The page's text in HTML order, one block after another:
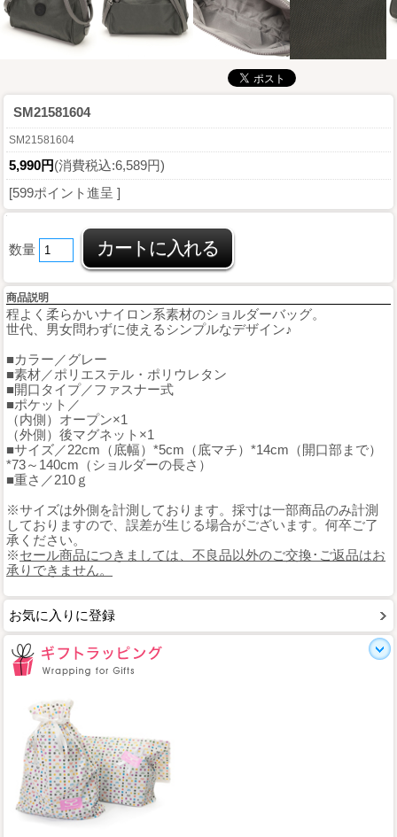
SM21581604
SM21581604
5,990円(消費税込:6,589円)
[599ポイント進呈 ]
数量
商品説明
程よく柔らかいナイロン系素材のショルダーバッグ。
世代、男女問わずに使えるシンプルなデザイン♪
■カラー／グレー
■素材／ポリエステル・ポリウレタン
■開口タイプ／ファスナー式
■ポケット／
（内側）オープン×1
（外側）後マグネット×1
■サイズ／22cm（底幅）*5cm（底マチ）*14cm（開口部まで）
*73～140cm（ショルダーの長さ）
■重さ／210ｇ
※サイズは外側を計測しております。採寸は一部商品のみ計測
しておりますので、誤差が生じる場合がございます。何卒ご了
承ください。
※セール商品につきましては、不良品以外のご交換･ご返品はお
承りできません。
お気に入りに登録